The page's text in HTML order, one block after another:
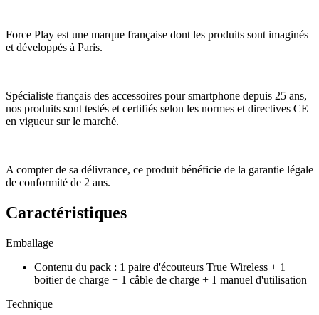
Force Play est une marque française dont les produits sont imaginés
et développés à Paris.
Spécialiste français des accessoires pour smartphone depuis 25 ans,
nos produits sont testés et certifiés selon les normes et directives CE
en vigueur sur le marché.
A compter de sa délivrance, ce produit bénéficie de la garantie légale
de conformité de 2 ans.
Caractéristiques
Emballage
Contenu du pack : 1 paire d'écouteurs True Wireless + 1
boitier de charge + 1 câble de charge + 1 manuel d'utilisation
Technique